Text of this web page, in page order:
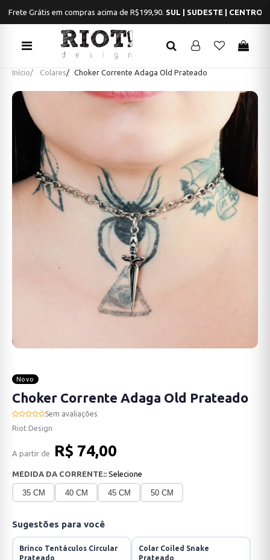
Frete Grátis em compras acima de R$199,90. SUL | SUDESTE | CENTRO-
Início Colares Choker Corrente Adaga Old Prateado
Novo
Choker Corrente Adaga Old Prateado
Sem avaliações
Riot Design
A partir de R$ 74,00
MEDIDA DA CORRENTE:: Selecione
35 CM 40 CM 45 CM 50 CM
Sugestões para você
Brinco Tentáculos Circular
Prateado
Colar Coiled Snake
Prateado